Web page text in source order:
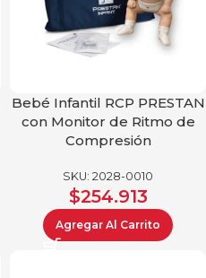
Bebé Infantil RCP PRESTAN
con Monitor de Ritmo de
Compresión
SKU: 2028-0010
$254.913
Agregar Al Carrito